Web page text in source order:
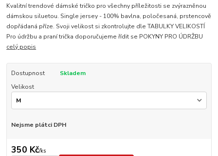
Kvalitní trendové dámské tričko pro všechny příležitosti se zvýrazněnou
dámskou siluetou. Single jersey - 100% bavlna, poločesaná, prstencově
dopřádaná příze. Svoji velikost si zkontrolujte dle TABULKY VELIKOSTÍ
Pro údržbu a praní trička doporučujeme řídit se POKYNY PRO ÚDRŽBU
celý popis
Dostupnost
Skladem
Velikost
Nejsme plátci DPH
350 Kč/ks